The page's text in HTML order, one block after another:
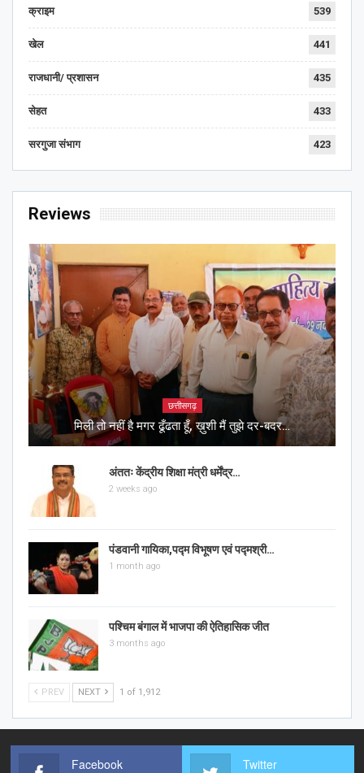
क्राइम 539
खेल 441
राजधानी/ प्रशासन 435
सेहत 433
सरगुजा संभाग 423
Reviews
छत्तीसगढ़
मिली तो नहीं है मगर ढूँढता हूँ, ख़ुशी मैं तुझे दर-बदर…
अंततः केंद्रीय शिक्षा मंत्री धर्मेंद्र…
2 weeks ago
पंडवानी गायिका,पद्म विभूषण एवं पद्मश्री…
1 month ago
पश्चिम बंगाल में भाजपा की ऐतिहासिक जीत
3 months ago
PREV NEXT 1 of 1,912
Facebook Twitter